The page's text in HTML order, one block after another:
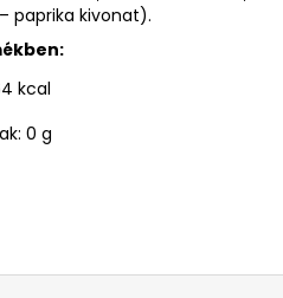
paprika kivonat).
kcal
0 g